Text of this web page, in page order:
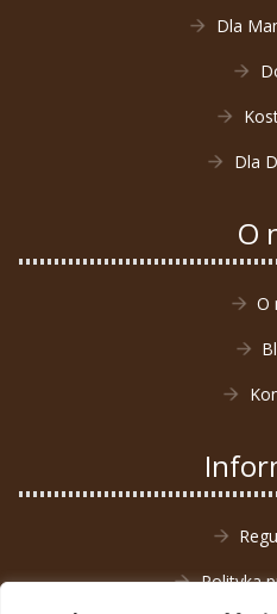
Dla
Dla
O
O
Polityka